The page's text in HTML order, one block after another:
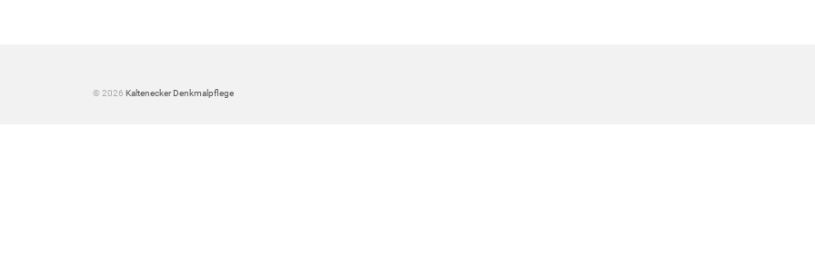
© 2026 Kaltenecker Denkmalpflege